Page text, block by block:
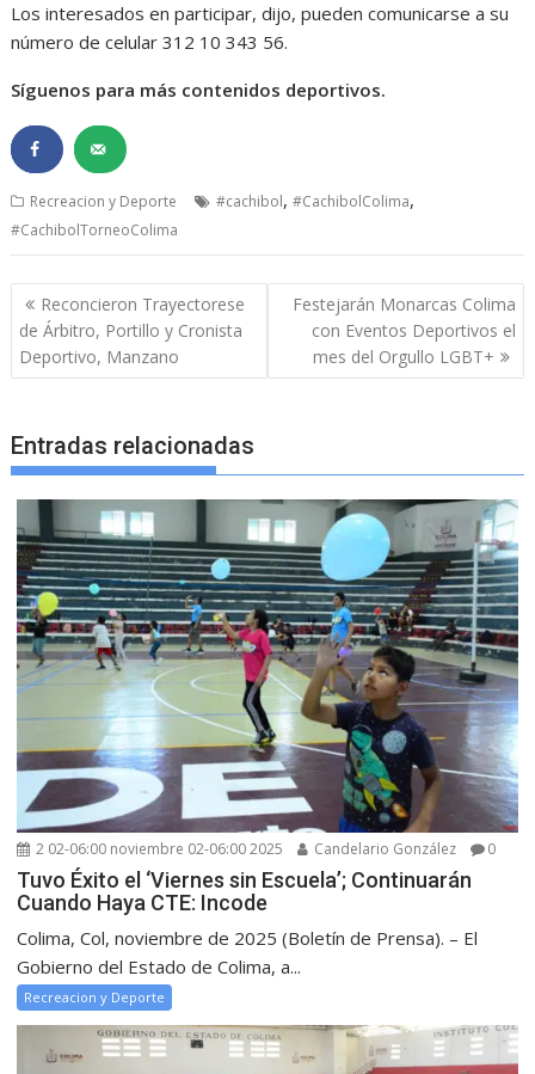
Los interesados en participar, dijo, pueden comunicarse a su
número de celular 312 10 343 56.
Síguenos para más contenidos deportivos.
Recreacion y Deporte #cachibol,#CachibolColima,
#CachibolTorneoColima
Navegación
de
entradas
Reconcieron Trayectorese
de Árbitro, Portillo y Cronista
Deportivo, Manzano
Festejarán Monarcas Colima
con Eventos Deportivos el
mes del Orgullo LGBT+
Entradas relacionadas
2 02-06:00 noviembre 02-06:00 2025 Candelario González 0
Tuvo Éxito el ‘Viernes sin Escuela’; Continuarán
Cuando Haya CTE: Incode
Colima, Col, noviembre de 2025 (Boletín de Prensa). – El
Gobierno del Estado de Colima, a...
Recreacion y Deporte